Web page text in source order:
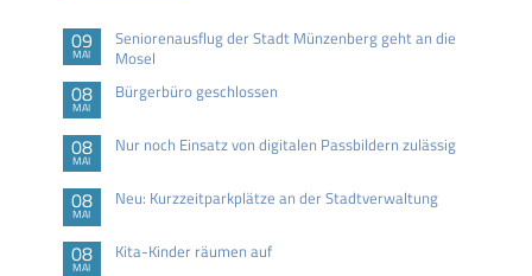
09
MAI
Seniorenausflug der Stadt Münzenberg geht an die
Mosel
08
MAI
Bürgerbüro geschlossen
08
MAI
Nur noch Einsatz von digitalen Passbildern zulässig
08
MAI
Neu: Kurzzeitparkplätze an der Stadtverwaltung
08
MAI
Kita-Kinder räumen auf